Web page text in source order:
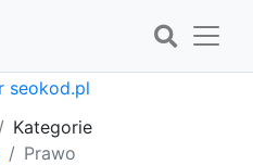
Kategorie
Prawo